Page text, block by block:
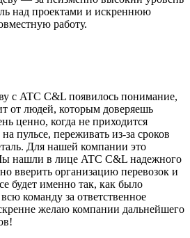
над проектами и искреннюю
работу.
с ATC C&L появилось понимание,
от людей, которым доверяешь
ценно, когда не приходится
пульсе, переживать из-за сроков
Для нашей компании это
нашли в лице ATC C&L надежного
вверить организацию перевозок и
будет именно так, как было
команду за ответственное
желаю компании дальнейшего